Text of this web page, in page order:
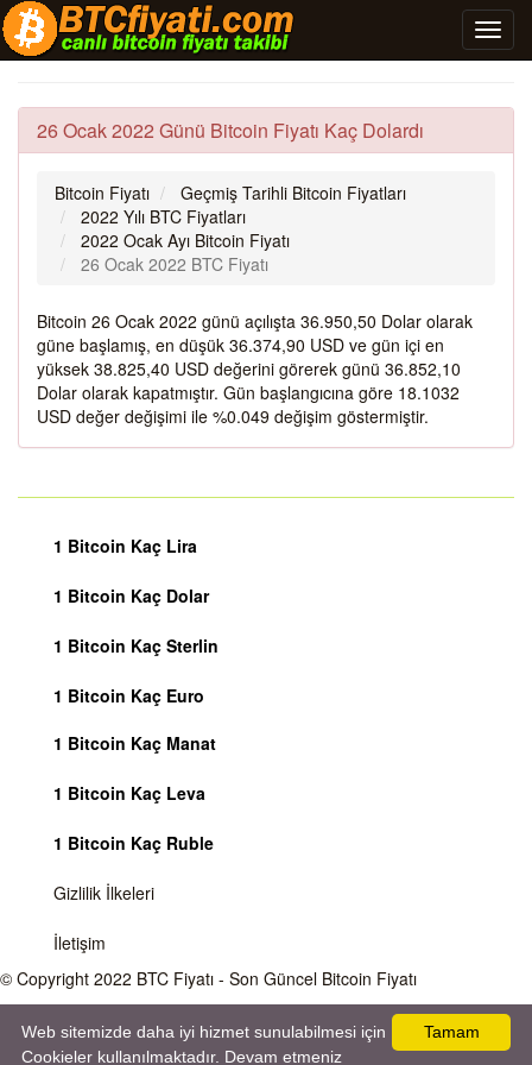
26 Ocak 2022 Günü Bitcoin Fiyatı Kaç Dolardı
Bitcoin Fiyatı
Geçmiş Tarihli Bitcoin Fiyatları
2022 Yılı BTC Fiyatları
2022 Ocak Ayı Bitcoin Fiyatı
26 Ocak 2022 BTC Fiyatı
Bitcoin 26 Ocak 2022 günü açılışta 36.950,50 Dolar olarak
güne başlamış, en düşük 36.374,90 USD ve gün içi en
yüksek 38.825,40 USD değerini görerek günü 36.852,10
Dolar olarak kapatmıştır. Gün başlangıcına göre 18.1032
USD değer değişimi ile %0.049 değişim göstermiştir.
1 Bitcoin Kaç Lira
1 Bitcoin Kaç Dolar
1 Bitcoin Kaç Sterlin
1 Bitcoin Kaç Euro
1 Bitcoin Kaç Manat
1 Bitcoin Kaç Leva
1 Bitcoin Kaç Ruble
Gizlilik İlkeleri
İletişim
© Copyright 2022 BTC Fiyatı - Son Güncel Bitcoin Fiyatı
Bitcoin fiyatı sürekli olarak değişmektedir, 7 gün 24 saat kripto para piyasaları
aktiftir. Sitemiz sadece bilgilendirme amacı gütmektedir, herhangi bir kripto paraya
Tamam
Web sitemizde daha iyi hizmet sunulabilmesi için
Cookieler kullanılmaktadır. Devam etmeniz